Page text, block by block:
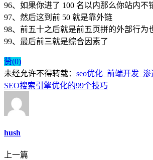
96、如果你进了 100 名以内那么你站内不
97、然后这到前 50 就是靠外链
98、前五十之后就是前五页拼的外部行为
99、最后前三就是综合因素了
赞(0)
未经允许不得转载： seo优化_前端开发_
SEO搜索引擎优化的99个技巧
hush
上一篇